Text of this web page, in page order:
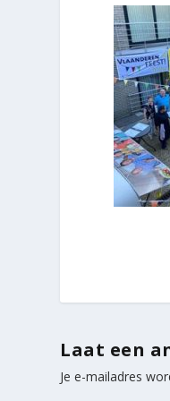
Laat een
Je e-mailadres